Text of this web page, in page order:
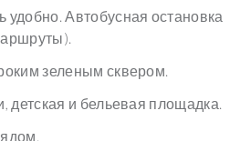
Автобусная остановка
зеленым сквером.
детская и бельевая площадка.